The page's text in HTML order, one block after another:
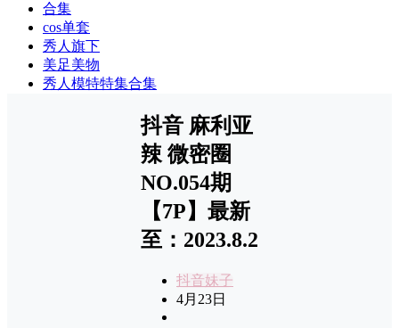
合集
cos单套
秀人旗下
美足美物
秀人模特特集合集
抖音 麻利亚
辣 微密圈
NO.054期
【7P】最新
至：2023.8.2
抖音妹子
4月23日